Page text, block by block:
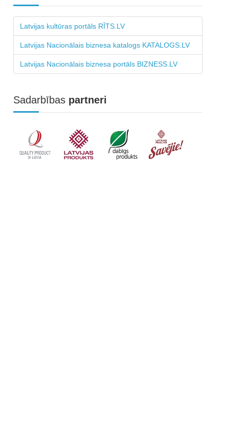
Latvijas kultūras portāls RĪTS.LV
Latvijas Nacionālais biznesa katalogs KATALOGS.LV
Latvijas Nacionālais biznesa portāls BIZNESS.LV
Sadarbības partneri